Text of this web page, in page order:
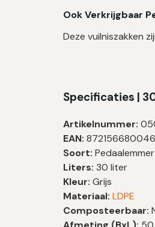
Ook Verkrijgbaar
Deze vuilniszakken
Specificaties |
Artikelnummer:
EAN:
Soort:
Liters: 30 liter
Kleur: Grijs
Materiaal: LDPE
Composteerbaar: